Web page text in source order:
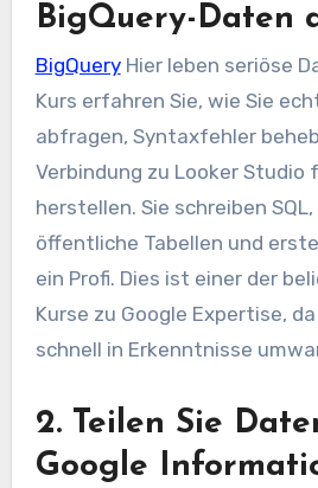
BigQuery-Daten
BigQueryHier leben seriöse
Kurs erfahren Sie, wie Sie
abfragen, Syntaxfehler
Verbindung zu Looker Studio
herstellen. Sie schreiben
öffentliche Tabellen und
ein Profi. Dies ist einer der
Kurse zu Google Expertise,
schnell in Erkenntnisse
2. Teilen Sie
Google